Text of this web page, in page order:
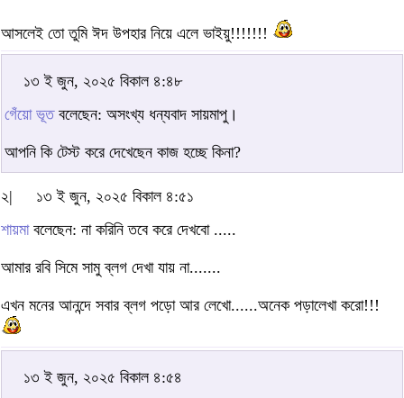
আসলেই তো তুমি ঈদ উপহার নিয়ে এলে ভাইয়ু!!!!!!!
১৩ ই জুন, ২০২৫ বিকাল ৪:৪৮
গেঁয়ো ভূতবলেছেন: অসংখ্য ধন্যবাদ সায়মাপু।
আপনি কি টেস্ট করে দেখেছেন কাজ হচ্ছে কিনা?
২|
১৩ ই জুন, ২০২৫ বিকাল ৪:৫১
শায়মাবলেছেন: না করিনি তবে করে দেখবো .....
আমার রবি সিমে সামু ব্লগ দেখা যায় না.......
এখন মনের আনন্দে সবার ব্লগ পড়ো আর লেখো......অনেক পড়ালেখা করো!!!
১৩ ই জুন, ২০২৫ বিকাল ৪:৫৪